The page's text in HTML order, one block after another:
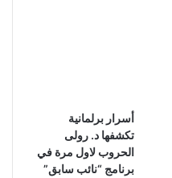
أسرار برلمانية
تكشفها د. رولى
الحروب لاول مرة في
برنامج “نائب سابق”